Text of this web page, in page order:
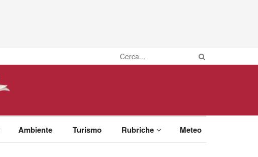
Ambiente Turismo Rubriche Meteo